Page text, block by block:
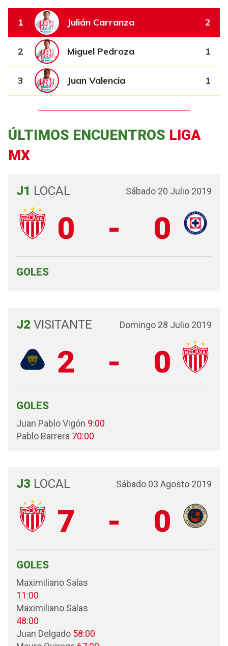
1 Julián Carranza 2
2 Miguel Pedroza 1
3 Juan Valencia 1
ÚLTIMOS ENCUENTROS LIGA
MX
J1 LOCAL Sábado 20 Julio 2019
0 - 0
GOLES
J2 VISITANTE Domingo 28 Julio 2019
2 - 0
GOLES
Juan Pablo Vigón 9:00
Pablo Barrera 70:00
J3 LOCAL Sábado 03 Agosto 2019
7 - 0
GOLES
Maximiliano Salas
11:00
Maximiliano Salas
48:00
Juan Delgado 58:00